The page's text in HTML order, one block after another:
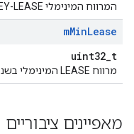
המרווח המינימלי KEY-LEASE בשניות.
mMinLease
uint32_t
מרווח LEASE המינימלי בשניות.
מאפיינים ציבוריים